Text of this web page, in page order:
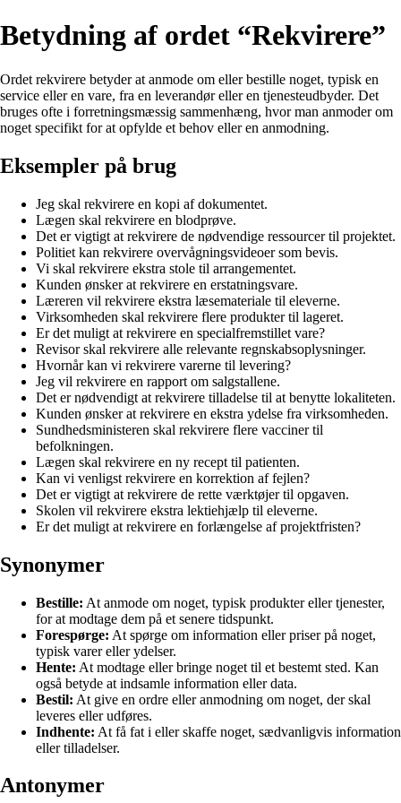
Betydning af ordet “Rekvirere”
Ordet rekvirere betyder at anmode om eller bestille noget, typisk en
service eller en vare, fra en leverandør eller en tjenesteudbyder. Det
bruges ofte i forretningsmæssig sammenhæng, hvor man anmoder om
noget specifikt for at opfylde et behov eller en anmodning.
Eksempler på brug
Jeg skal rekvirere en kopi af dokumentet.
Lægen skal rekvirere en blodprøve.
Det er vigtigt at rekvirere de nødvendige ressourcer til projektet.
Politiet kan rekvirere overvågningsvideoer som bevis.
Vi skal rekvirere ekstra stole til arrangementet.
Kunden ønsker at rekvirere en erstatningsvare.
Læreren vil rekvirere ekstra læsemateriale til eleverne.
Virksomheden skal rekvirere flere produkter til lageret.
Er det muligt at rekvirere en specialfremstillet vare?
Revisor skal rekvirere alle relevante regnskabsoplysninger.
Hvornår kan vi rekvirere varerne til levering?
Jeg vil rekvirere en rapport om salgstallene.
Det er nødvendigt at rekvirere tilladelse til at benytte lokaliteten.
Kunden ønsker at rekvirere en ekstra ydelse fra virksomheden.
Sundhedsministeren skal rekvirere flere vacciner til
befolkningen.
Lægen skal rekvirere en ny recept til patienten.
Kan vi venligst rekvirere en korrektion af fejlen?
Det er vigtigt at rekvirere de rette værktøjer til opgaven.
Skolen vil rekvirere ekstra lektiehjælp til eleverne.
Er det muligt at rekvirere en forlængelse af projektfristen?
Synonymer
Bestille: At anmode om noget, typisk produkter eller tjenester,
for at modtage dem på et senere tidspunkt.
Forespørge: At spørge om information eller priser på noget,
typisk varer eller ydelser.
Hente: At modtage eller bringe noget til et bestemt sted. Kan
også betyde at indsamle information eller data.
Bestil: At give en ordre eller anmodning om noget, der skal
leveres eller udføres.
Indhente: At få fat i eller skaffe noget, sædvanligvis information
eller tilladelser.
Antonymer